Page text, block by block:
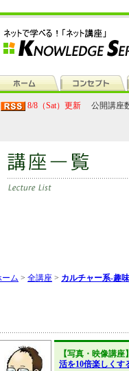
8/8（Sat）更新 公開講座
ーム > 全講座 > カルチャー系-趣味
【写真・映像講座
活を10倍楽しくす